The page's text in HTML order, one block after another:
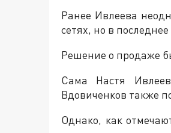
Ранее Ивлеева
сетях, но в
Решение о продаже
Сама Настя
Вдовиченков также
Однако, как